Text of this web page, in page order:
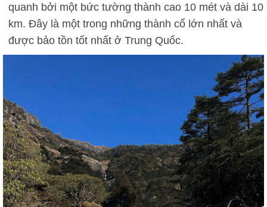
quanh bởi một bức tường thành cao 10 mét và dài 10
km. Đây là một trong những thành cổ lớn nhất và
được bảo tồn tốt nhất ở Trung Quốc.